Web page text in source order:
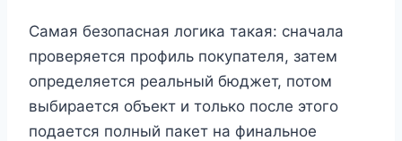
Самая безопасная логика такая: сначала
проверяется профиль покупателя, затем
определяется реальный бюджет, потом
выбирается объект и только после этого
подается полный пакет на финальное